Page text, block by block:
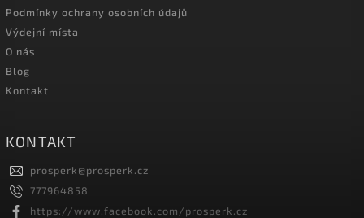
Podmínky ochrany osobních údajů
Výdejní místa
O nás
Blog
Kontakt
KONTAKT
prosperk@prosperk.cz
777964858
https://www.facebook.com/prosperk.cz